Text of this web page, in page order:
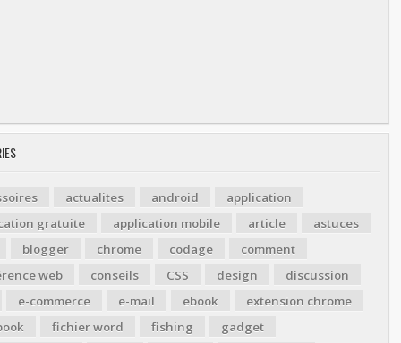
actualites android
application
gratuite
application mobile article
astuces
blogger
chrome codage
comment
web
conseils CSS design
discussion
e-commerce
e-mail ebook
extension chrome
fichier word fishing
gadget